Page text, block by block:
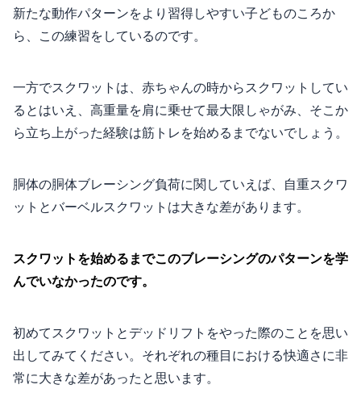
新たな動作パターンをより習得しやすい子どものころか
ら、この練習をしているのです。
一方でスクワットは、赤ちゃんの時からスクワットしてい
るとはいえ、高重量を肩に乗せて最大限しゃがみ、そこか
ら立ち上がった経験は筋トレを始めるまでないでしょう。
胴体の胴体ブレーシング負荷に関していえば、自重スクワ
ットとバーベルスクワットは大きな差があります。
スクワットを始めるまでこのブレーシングのパターンを学
んでいなかったのです。
初めてスクワットとデッドリフトをやった際のことを思い
出してみてください。それぞれの種目における快適さに非
常に大きな差があったと思います。